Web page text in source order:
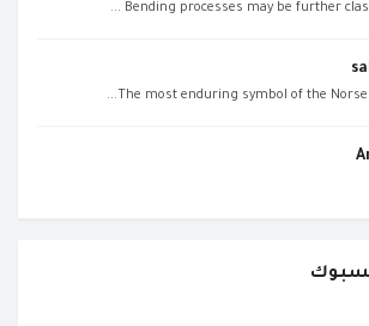
Bending processes may be further
The most enduring symbol of the Norse